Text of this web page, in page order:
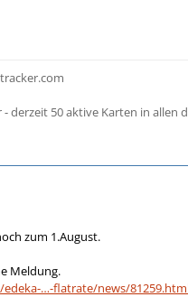
derzeit 50 aktive Karten in
zum 1.August.
Meldung.
…-flatrate/news/